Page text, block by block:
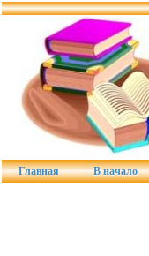
Главная В начало